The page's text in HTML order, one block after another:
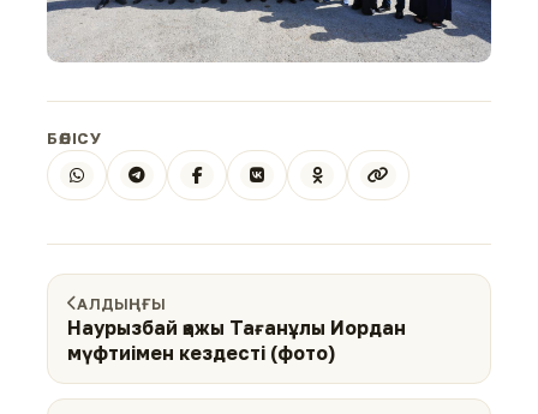
БӨЛІСУ
АЛДЫҢҒЫ
Наурызбай қажы Тағанұлы Иордан
мүфтиімен кездесті (фото)